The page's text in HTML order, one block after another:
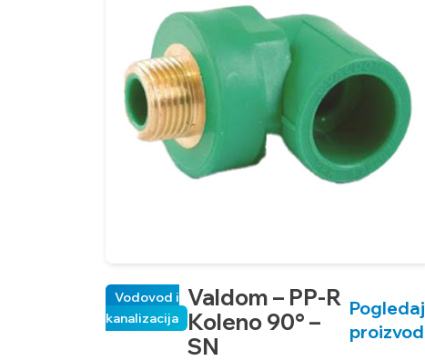
Valdom – PP-R
Koleno 90° –
SN
Vodovod i
kanalizacija
Pogledaj
proizvod